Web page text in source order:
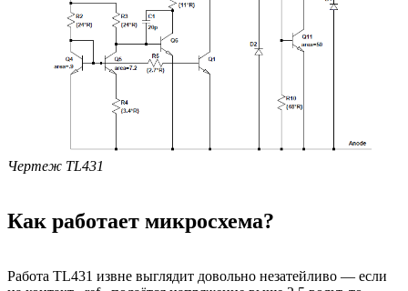
Чертеж TL431
Как работает микросхема?
Работа TL431 извне выглядит довольно незатейливо — если